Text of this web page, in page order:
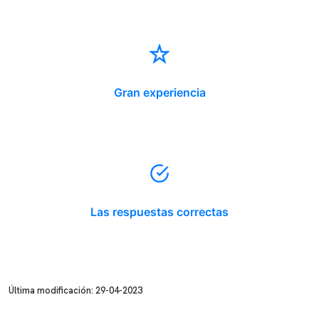
Gran experiencia
Las respuestas correctas
Última modificación: 29-04-2023